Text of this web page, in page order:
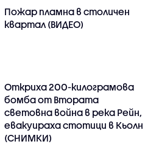
Пожар пламна в столичен
квартал (ВИДЕО)
Откриха 200-килограмова
бомба от Втората
световна война в река Рейн,
евакуираха стотици в Кьолн
(СНИМКИ)